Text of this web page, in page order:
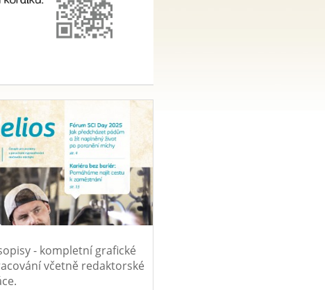
- kompletní grafické
včetně redaktorské